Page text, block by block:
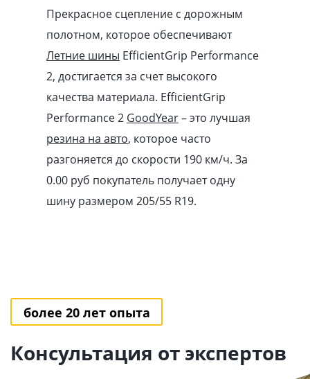
Прекрасное сцепление с дорожным
полотном, которое обеспечивают
Летние шины EfficientGrip Performance
2, достигается за счет высокого
качества материала. EfficientGrip
Performance 2 GoodYear– это лучшая
резина на авто, которое часто
разгоняется до скорости 190 км/ч. За
0.00 pуб покупатель получает одну
шину размером 205/55 R19.
более 20 лет опыта
Консультация от экспертов